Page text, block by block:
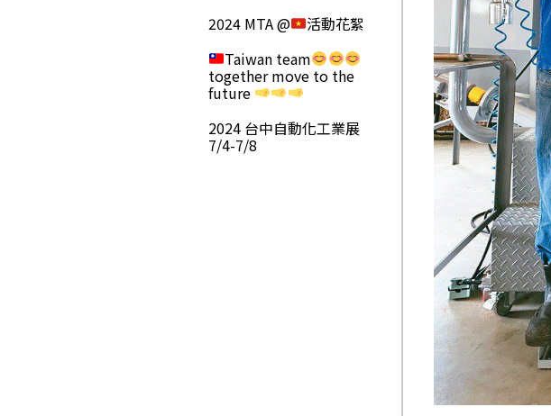
2024 MTA @
活動花絮
Taiwan team
together move to the
future
2024 台中自動化工業展
7/4-7/8